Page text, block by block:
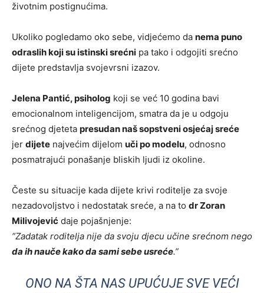
životnim postignućima.
Ukoliko pogledamo oko sebe, vidjećemo da nema puno
odraslih koji su istinski srećni pa tako i odgojiti srećno
dijete predstavlja svojevrsni izazov.
Jelena Pantić, psiholog koji se već 10 godina bavi
emocionalnom inteligencijom, smatra da je u odgoju
srećnog djeteta presudan naš sopstveni osjećaj sreće
jer dijete najvećim dijelom uči po modelu, odnosno
posmatrajući ponašanje bliskih ljudi iz okoline.
Česte su situacije kada dijete krivi roditelje za svoje
nezadovoljstvo i nedostatak sreće, a na to dr Zoran
Milivojević daje pojašnjenje:
“Zadatak roditelja nije da svoju djecu učine srećnom nego
da ih nauče kako da sami sebe usreće.”
ONO NA ŠTA NAS UPUĆUJE SVE VEĆI